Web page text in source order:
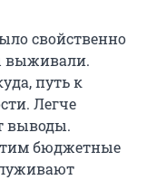
свойственно
выживали.
путь к
Легче
выводы.
бюджетные